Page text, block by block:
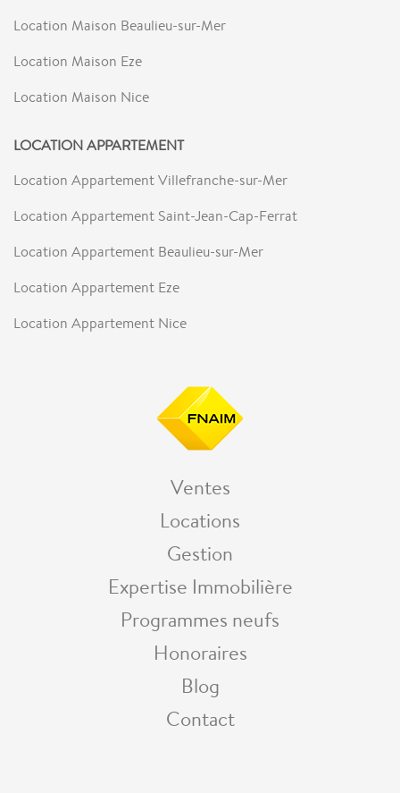
Location Maison Beaulieu-sur-Mer
Location Maison Eze
Location Maison Nice
LOCATION APPARTEMENT
Location Appartement Villefranche-sur-Mer
Location Appartement Saint-Jean-Cap-Ferrat
Location Appartement Beaulieu-sur-Mer
Location Appartement Eze
Location Appartement Nice
Ventes
Locations
Gestion
Expertise Immobilière
Programmes neufs
Honoraires
Blog
Contact